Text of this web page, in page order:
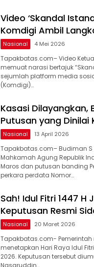
Video ‘Skandal
Komdigi Ambil
Nasional 4 Mei 2026
Tapakbatas.com– Video
memuat narasi bertajuk
sejumlah platform media
(Komdigi)…
Kasasi Dilayangkan,
Putusan yang Dinilai
Nasional 13 April 2026
Tapakbatas.com– Budiman
Mahkamah Agung Republik
Maros dan putusan banding
perkara perdata Nomor…
Sah! Idul Fitri 1447 H
Keputusan Resmi
Nasional 20 Maret 2026
Tapakbatas.com-
menetapkan Hari Raya Idul
2026. Keputusan tersebut